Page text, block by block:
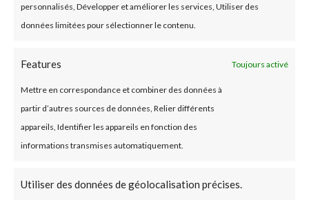
personnalisés, Développer et améliorer les services, Utiliser des
données limitées pour sélectionner le contenu.
Features Toujours activé
Mettre en correspondance et combiner des données à
partir d’autres sources de données, Relier différents
appareils, Identifier les appareils en fonction des
informations transmises automatiquement.
Utiliser des données de géolocalisation précises.
ÉTUDE GRATUITE
Contactez-nous via